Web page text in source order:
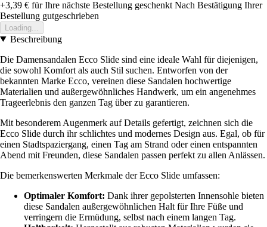
+3,39 € für Ihre nächste Bestellung geschenkt Nach Bestätigung Ihrer
Bestellung gutgeschrieben
Loading...
Beschreibung
Die Damensandalen Ecco Slide sind eine ideale Wahl für diejenigen,
die sowohl Komfort als auch Stil suchen. Entworfen von der
bekannten Marke Ecco, vereinen diese Sandalen hochwertige
Materialien und außergewöhnliches Handwerk, um ein angenehmes
Trageerlebnis den ganzen Tag über zu garantieren.
Mit besonderem Augenmerk auf Details gefertigt, zeichnen sich die
Ecco Slide durch ihr schlichtes und modernes Design aus. Egal, ob für
einen Stadtspaziergang, einen Tag am Strand oder einen entspannten
Abend mit Freunden, diese Sandalen passen perfekt zu allen Anlässen.
Die bemerkenswerten Merkmale der Ecco Slide umfassen:
Optimaler Komfort: Dank ihrer gepolsterten Innensohle bieten
diese Sandalen außergewöhnlichen Halt für Ihre Füße und
verringern die Ermüdung, selbst nach einem langen Tag.